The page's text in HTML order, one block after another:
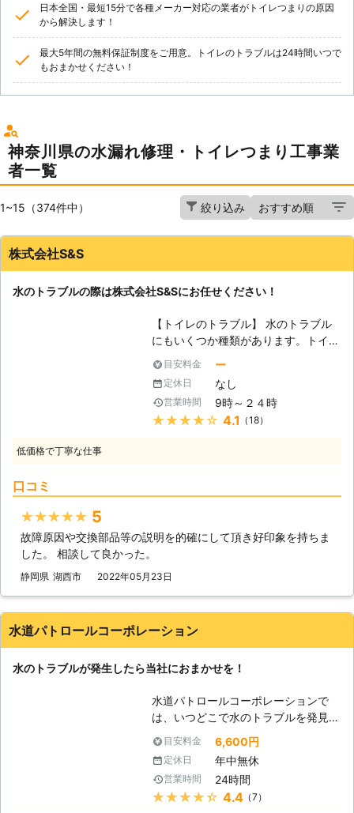
日本全国・最短15分で各種メーカー対応の業者がトイレつまりの原因
から解決します！
最大5年間の無料保証制度をご用意。トイレのトラブルは24時間いつで
もおまかせください！
神奈川県の水漏れ修理・トイレつまり工事業
者一覧
1~15（374件中） 絞り込み
株式会社S&S
水のトラブルの際は株式会社S&Sにお任せください！
【トイレのトラブル】 水のトラブル
にもいくつか種類があります。トイレ
の水詰まりは大抵はラバーカップを使
用することで詰まりを解消することが
できますが、詰まりを水で流し取ろう
とすると、詰まっている部分が余計に
奥にいってしまい、更には便器から水
水が止まらなくなるトラブルは、トイ
です。水を使っていないのに便器にチ
漏れてくるトラブルは、ナットで締め
プ自体に問題が有る場合があります。
りします。 【お風呂や洗面台のトラ
ブル】 お風呂や洗面台が詰まった場
合は、大抵は髪の毛が原因になってい
ます。少しでも水が流れればいいので
すが、全く水が流れていかない場合
は、詰まりを解決するのは個人では難
しいでしょう。いろいろ試すと状況を
目安料金 ー
定休日 なし
営業時間 9時～２４時
★★★★★ 4.1 （18）
低価格で丁寧な仕事
口コミ
★★★★★ 5
故障原因や交換部品等の説明を的確にして頂き好印象を持ちま
した。 相談して良かった。
静岡県 湖西市 2022年05月23日
水道パトロールコーポレーション
水のトラブルが発生したら当社におまかせを！
水道パトロールコーポレーションで
は、いつどこで水のトラブルを発見し
てすぐに対応ができるように無線機を
搭載した車でパトロールを日々行って
いるのです。 【トイレのトラブル】
水回りの設備で多いトラブルというの
はトイレのトラブルではないでしょう
目安料金 6,600円
定休日 年中無休
営業時間 24時間
★★★★★ 4.4（7）